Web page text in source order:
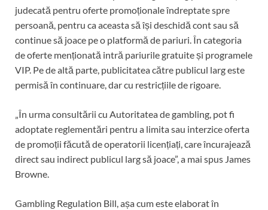
judecată pentru oferte promoționale îndreptate spre
persoană, pentru ca aceasta să își deschidă cont sau să
continue să joace pe o platformă de pariuri. În categoria
de oferte menționată intră pariurile gratuite și programele
VIP. Pe de altă parte, publicitatea către publicul larg este
permisă în continuare, dar cu restricțiile de rigoare.
„În urma consultării cu Autoritatea de gambling, pot fi
adoptate reglementări pentru a limita sau interzice oferta
de promoții făcută de operatorii licențiați, care încurajează
direct sau indirect publicul larg să joace”, a mai spus James
Browne.
Gambling Regulation Bill, așa cum este elaborat în